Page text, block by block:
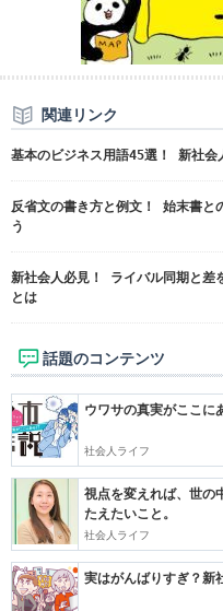
関連リンク
基本のビジネス用語45選！ 新社会
反省文の書き方と例文！ 始末書と
う
新社会人必見！ ライバル同期と差
とは
話題のコンテンツ
ウワサの真実がここ
社会人ライフ
視点を変えれば、世の
たえたいこと。
社会人ライフ
実はがんばりすぎ？新